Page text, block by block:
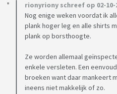
rionyriony schreef op 02-10-
Nog enige weken voordat ik
plank hoger leg en alle shirts
plank op borsthoogte.
Ze worden allemaal
enkele versleten. Een
broeken want daar mankeert
ineens niet makkelijk of zo.